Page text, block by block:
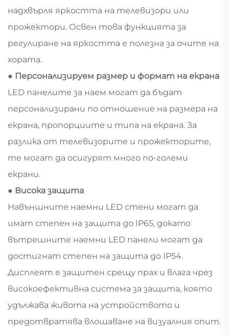
надхвърля яркостта на телевизори или
прожектори. Освен това функцията за
регулиране на яркостта е полезна за очите на
хората.
● Персонализируем размер и формат на екрана
LED панелите за наем могат да бъдат
персонализирани по отношение на размера на
екрана, пропорциите и типа на екрана. За
разлика от телевизорите и прожекторите,
те могат да осигурят много по-големи
екрани.
● Висока защита
Навъншните наемни LED стени могат да
имат степен на защита до IP65, докато
вътрешните наемни LED панели могат да
достигнат степен на защита до IP54.
Дисплеят е защитен срещу прах и влага чрез
високоефективна система за защита, която
удължава живота на устройството и
предотвратява влошаване на визуалния опит.